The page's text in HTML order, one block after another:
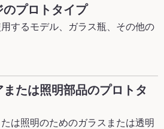
プロトタイプ
するモデル、ガラス瓶、その他の
または照明部品のプロトタ
は照明のためのガラスまたは透明